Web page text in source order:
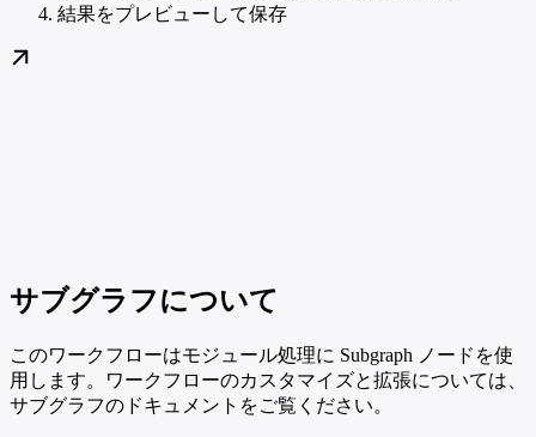
結果をプレビューして保存
サブグラフについて
このワークフローはモジュール処理に Subgraph ノードを使
用します。ワークフローのカスタマイズと拡張については、
サブグラフのドキュメントをご覧ください。